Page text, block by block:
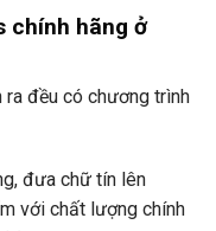
chính hãng ở
đều có chương trình
đưa chữ tín lên
với chất lượng chính